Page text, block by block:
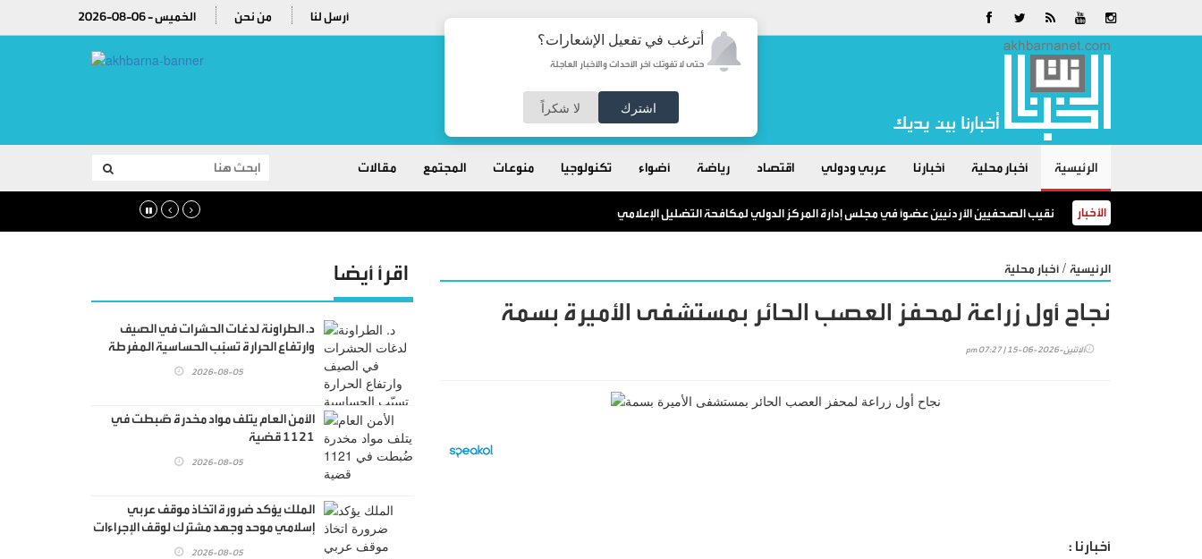
أترغب في تفعيل الإشعارات؟
حتى لا تفوتك آخر الأحداث والأخبار العاجلة
اشترك لا شكراً
2026-08-06 - الخميس من نحن أرسل لنا
الرئيسية أخبار محلية أخبارنا عربي ودولي اقتصاد رياضة أضواء تكنولوجيا منوعات المجتمع مقالات
الأخبار نقيب الصحفيين الأردنيين عضوًا في مجلس إدارة المركز الدولي لمكافحة التضليل الإعلامي
الرئيسية / أخبار محلية
نجاح أول زراعة لمحفز العصب الحائر بمستشفى الأميرة بسمة
الإثنين-2026-06-15 | 07:27 pm
أخبارنا :
اقرأ أيضا
د. الطراونة لدغات الحشرات في الصيف
وارتفاع الحرارة تسبّب الحساسية المفرطة
2026-08-05
الأمن العام يتلف مواد مخدرة ضُبطت في
1121 قضية
2026-08-05
الملك يؤكد ضرورة اتخاذ موقف عربي
إسلامي موحد وجهد مشترك لوقف الإجراءات
الإسرائيلية غير المسبوقة في القدس
2026-08-05